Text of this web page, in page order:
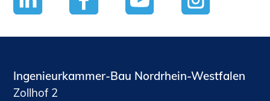
Ingenieurkammer-Bau Nordrhein-Westfalen
Zollhof 2